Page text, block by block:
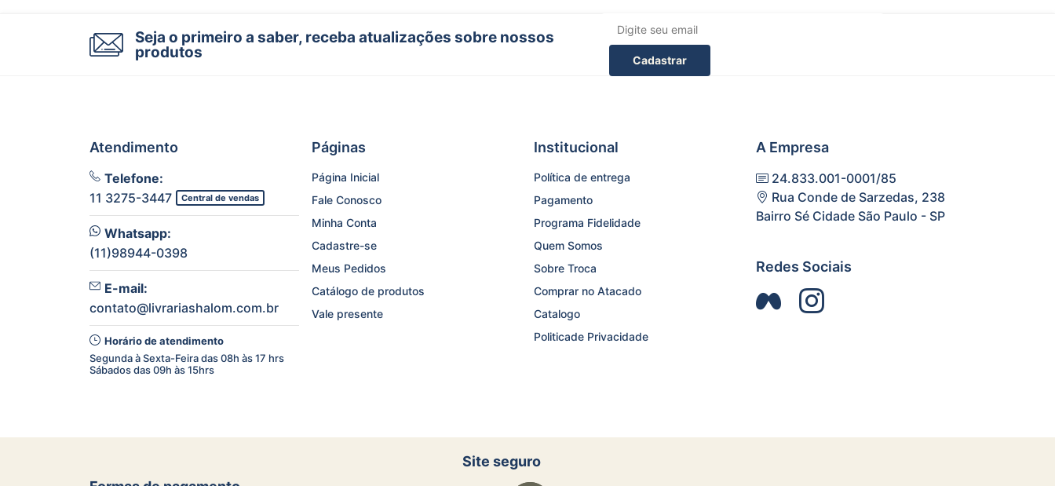
Seja o primeiro a saber, receba atualizações sobre nossos
produtos
Cadastrar
Atendimento
Telefone:
11 3275-3447
Central de vendas
Whatsapp:
(11)98944-0398
E-mail:
contato@livrariashalom.com.br
Horário de atendimento
Segunda à Sexta-Feira das 08h às 17 hrs
Sábados das 09h às 15hrs
Páginas
Página Inicial
Fale Conosco
Minha Conta
Cadastre-se
Meus Pedidos
Catálogo de produtos
Vale presente
Institucional
Política de entrega
Pagamento
Programa Fidelidade
Quem Somos
Sobre Troca
Comprar no Atacado
Catalogo
Politicade Privacidade
A Empresa
24.833.001-0001/85
Rua Conde de Sarzedas, 238
Bairro Sé Cidade São Paulo - SP
Redes Sociais
Site seguro